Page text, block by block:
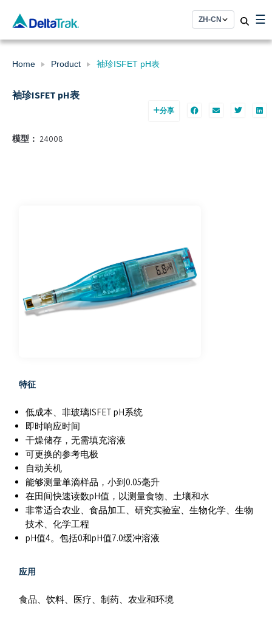
☰
content
Home Product 袖珍ISFET pH表
袖珍ISFET pH表
分享
模型： 24008
特征
低成本、非玻璃ISFET pH系统
即时响应时间
干燥储存，无需填充溶液
可更换的参考电极
自动关机
能够测量单滴样品，小到0.05毫升
在田间快速读数pH值，以测量食物、土壤和水
非常适合农业、食品加工、研究实验室、生物化学、生物
技术、化学工程
pH值4。包括0和pH值7.0缓冲溶液
应用
食品、饮料、医疗、制药、农业和环境